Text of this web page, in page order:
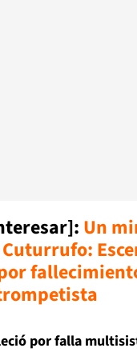
: Un
por falla